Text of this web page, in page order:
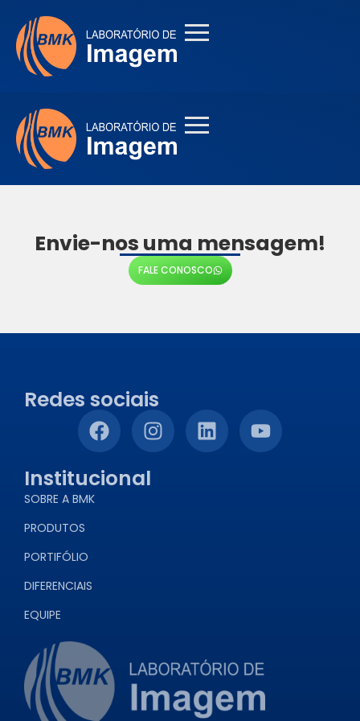
Envie-nos uma mensagem!
FALE CONOSCO
Institucional
SOBRE A BMK
PRODUTOS
PORTIFÓLIO
DIFERENCIAIS
EQUIPE
Redes sociais